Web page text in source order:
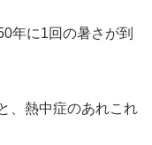
年に1回の暑さが到
、熱中症のあれこれ